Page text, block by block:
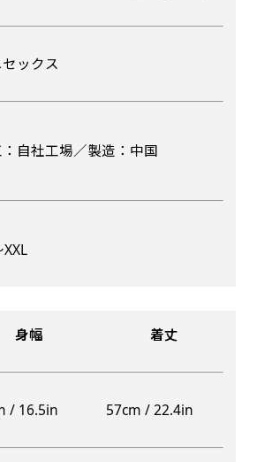
ックス
自社工場／製造：中国
XXL
身幅 着丈
/ 16.5in 57cm / 22.4in
A1ポスター(60x84)
、ポスターも作れます。
ザインで飾れば宣伝効果UP!
しむことができます。前からも
変化を楽しんでお客様にアピ
A1ポスター(84x60)
、ポスターも作れます。
ザインで飾れば宣伝効果UP!
、短辺が60cm以内であれば自
みください